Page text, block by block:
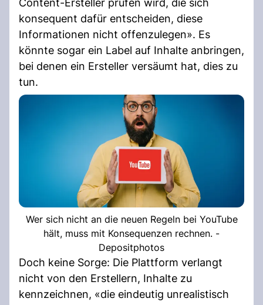
Content-Ersteller prüfen wird, die sich
konsequent dafür entscheiden, diese
Informationen nicht offenzulegen». Es
könnte sogar ein Label auf Inhalte anbringen,
bei denen ein Ersteller versäumt hat, dies zu
tun.
Wer sich nicht an die neuen Regeln bei YouTube
hält, muss mit Konsequenzen rechnen. -
Depositphotos
Doch keine Sorge: Die Plattform verlangt
nicht von den Erstellern, Inhalte zu
kennzeichnen, «die eindeutig unrealistisch